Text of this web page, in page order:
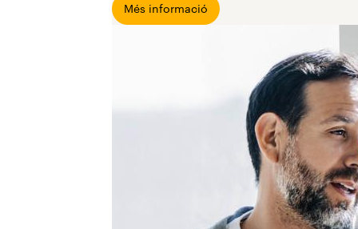
Més informació